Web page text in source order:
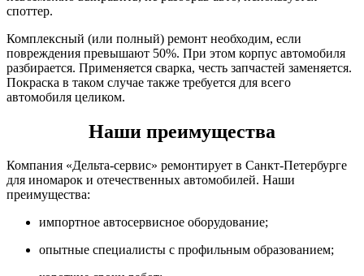
споттер.
Комплексный (или полный) ремонт необходим, если
повреждения превышают 50%. При этом корпус автомобиля
разбирается. Применяется сварка, честь запчастей заменяется.
Покраска в таком случае также требуется для всего
автомобиля целиком.
Наши преимущества
Компания «Дельта-сервис» ремонтирует в Санкт-Петербурге
для иномарок и отечественных автомобилей. Наши
преимущества:
импортное автосервисное оборудование;
опытные специалисты с профильным образованием;